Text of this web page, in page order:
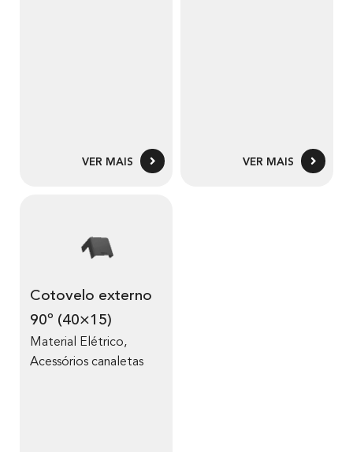
VER MAIS VER MAIS
Cotovelo externo
90º (40×15)
Material Elétrico,
Acessórios canaletas